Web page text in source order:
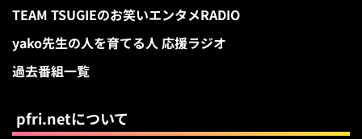
TEAM TSUGIEのお笑いエンタメRADIO
yako先生の人を育てる人 応援ラジオ
過去番組一覧
pfri.netについて